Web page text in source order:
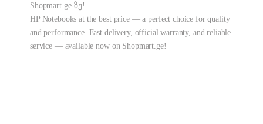
Shopmart.ge-ზე!
HP Notebooks at the best price — a perfect choice for quality
and performance. Fast delivery, official warranty, and reliable
service — available now on Shopmart.ge!